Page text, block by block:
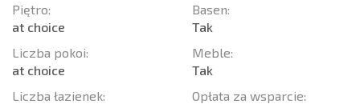
Piętro:
at choice
Liczba pokoi:
at choice
Liczba łazienek:
Basen:
Tak
Meble:
Tak
Opłata za wsparcie: